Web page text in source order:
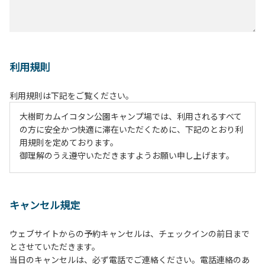
利用規則
利用規則は下記をご覧ください。
大樹町カムイコタン公園キャンプ場では、利用されるすべて
の方に安全かつ快適に滞在いただくために、下記のとおり利
用規則を定めております。
御理解のうえ遵守いただきますようお願い申し上げます。
２、中学生以下だけでの利用はできません。高校生以上の方
３、テントサイト（多目的広場を含む。）の使用は、事前に
予約いただいた方のみで、連泊の方を除き、正午からです。
基本的に、テント1張りにつき1区画の予約をお願いします。
キャンセル規定
ウェブサイトからの予約キャンセルは、チェックインの前日まで
とさせていただきます。
当日のキャンセルは、必ず電話でご連絡ください。電話連絡のあ